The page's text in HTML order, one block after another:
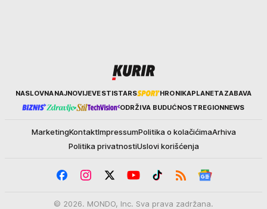
KurirNASLOVNANAJNOVIJEVESTISTARS HRONIKAPLANETAZABAVA
ODRŽIVA BUDUĆNOSTREGIONNEWS
MarketingKontaktImpressumPolitika o kolačićimaArhiva
Politika privatnostiUslovi korišćenja
© 2026. MONDO, Inc. Sva prava zadržana.